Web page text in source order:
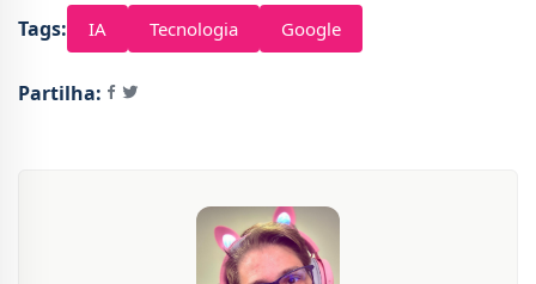
Tags: IA Tecnologia Google
Partilha: